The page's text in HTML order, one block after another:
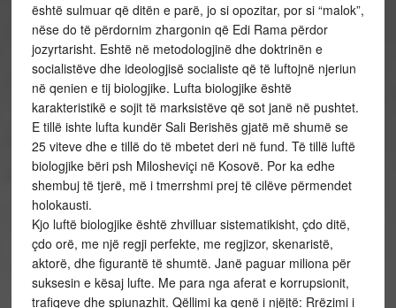
është sulmuar që ditën e parë, jo si opozitar, por si “malok”,
nëse do të përdornim zhargonin që Edi Rama përdor
jozyrtarisht. Eshtë në metodologjinë dhe doktrinën e
socialistëve dhe ideologjisë socialiste që të luftojnë njeriun
në qenien e tij biologjike. Lufta biologjike është
karakteristikë e sojit të marksistëve që sot janë në pushtet.
E tillë ishte lufta kundër Sali Berishës gjatë më shumë se
25 viteve dhe e tillë do të mbetet deri në fund. Të tillë luftë
biologjike bëri psh Milosheviçi në Kosovë. Por ka edhe
shembuj të tjerë, më i tmerrshmi prej të cilëve përmendet
holokausti.
Kjo luftë biologjike është zhvilluar sistematikisht, çdo ditë,
çdo orë, me një regji perfekte, me regjizor, skenaristë,
aktorë, dhe figurantë të shumtë. Janë paguar miliona për
suksesin e kësaj lufte. Me para nga aferat e korrupsionit,
trafiqeve dhe spiunazhit. Qëllimi ka qenë i njëjtë: Rrëzimi i